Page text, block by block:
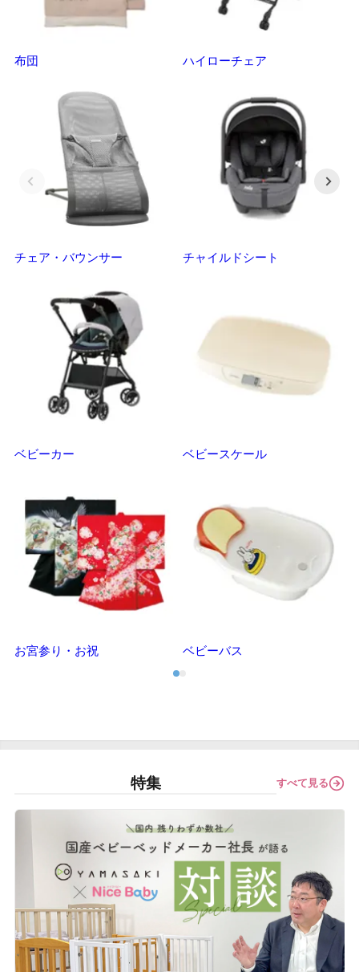
布団 ハイローチェア
チェア・バウンサー チャイルドシート
ベビーカー ベビースケール
お宮参り・お祝 ベビーバス
特集 すべて見る